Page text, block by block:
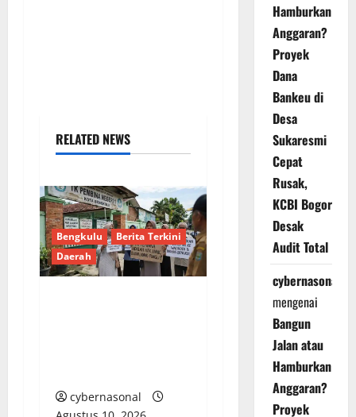
RELATED NEWS
Bengkulu
Berita Terkini
Daerah
cybernasonal
Hamburkan
Anggaran?
Proyek
Dana
Bankeu di
Desa
Sukaresmi
Cepat
Rusak,
KCBI Bogor
Desak
Audit Total
cybernasonal
mengenai
Bangun
Jalan atau
Hamburkan
Anggaran?
Proyek